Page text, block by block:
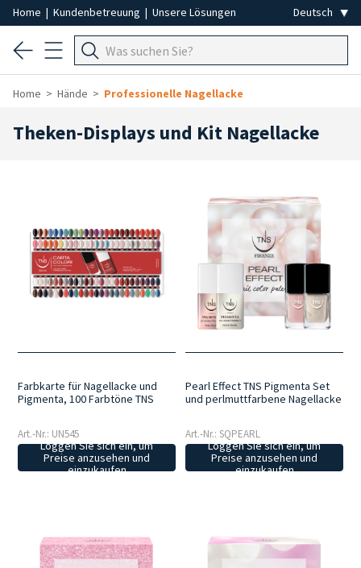
Home | Kundenbetreuung | Unsere Lösungen
Home Hände Professionelle Nagellacke
Theken-Displays und Kit Nagellacke
Farbkarte für Nagellacke und
Pigmenta, 100 Farbtöne TNS
Art.-Nr.: UN545
Loggen Sie sich ein, um
Preise anzusehen und
einzukaufen
Pearl Effect TNS Pigmenta Set
und perlmuttfarbene Nagellacke
Art.-Nr.: SQPEARL
Loggen Sie sich ein, um
Preise anzusehen und
einzukaufen